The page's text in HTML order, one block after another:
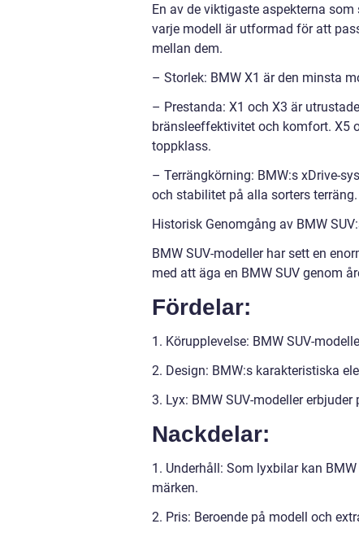
En av de viktigaste aspekterna
varje modell är utformad för att
mellan dem.
– Storlek: BMW X1 är den minsta
– Prestanda: X1 och X3 är
bränsleeffektivitet och komfort. X5
toppklass.
– Terrängkörning: BMW:s xDrive-
och stabilitet på alla sorters terräng.
Historisk Genomgång av BMW
BMW SUV-modeller har sett en
med att äga en BMW SUV genom
Fördelar:
1. Körupplevelse: BMW SUV-
2. Design: BMW:s karakteristiska
3. Lyx: BMW SUV-modeller
Nackdelar:
1. Underhåll: Som lyxbilar kan
märken.
2. Pris: Beroende på modell och